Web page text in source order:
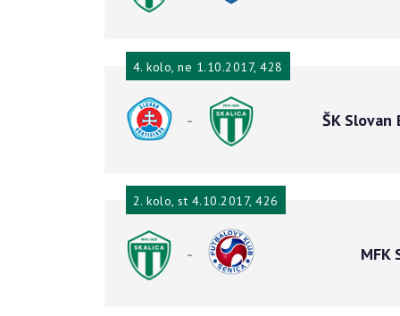
4. kolo, ne 1.10.2017, 428
- ŠK
2. kolo, st 4.10.2017, 426
- MFK